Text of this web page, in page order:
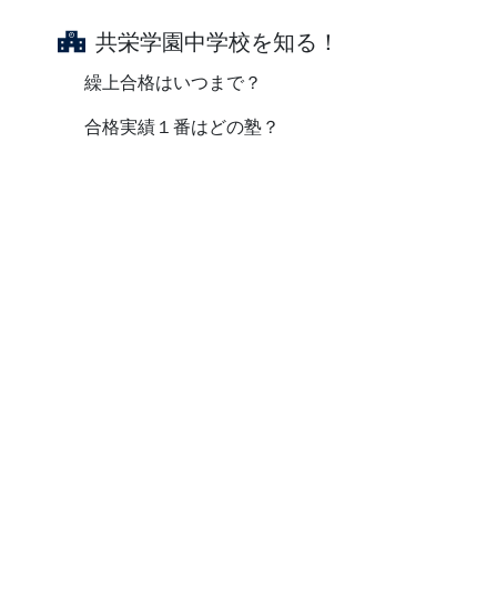
共栄学園中学校を知る！
繰上合格はいつまで？
合格実績１番はどの塾？